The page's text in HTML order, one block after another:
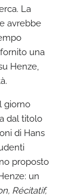
La
avrebbe
una
Henze,
giorno
dal titolo
di Hans
proposto
un
Récitatif,